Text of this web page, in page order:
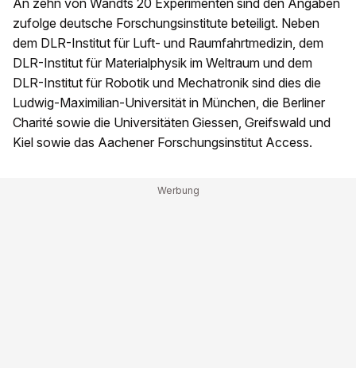
An zehn von Wandts 20 Experimenten sind den Angaben
zufolge deutsche Forschungsinstitute beteiligt. Neben
dem DLR-Institut für Luft- und Raumfahrtmedizin, dem
DLR-Institut für Materialphysik im Weltraum und dem
DLR-Institut für Robotik und Mechatronik sind dies die
Ludwig-Maximilian-Universität in München, die Berliner
Charité sowie die Universitäten Giessen, Greifswald und
Kiel sowie das Aachener Forschungsinstitut Access.